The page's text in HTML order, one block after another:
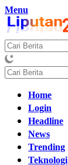
Langsung
ke
konten
Menu
Home
Login
Headline
News
Trending
Teknologi